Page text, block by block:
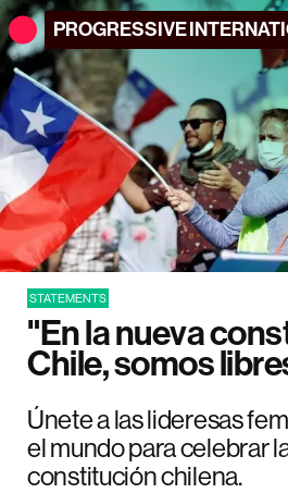
PROGRESSIVE
STATEMENTS
"En la nueva
Chile, somos
Únete a las lideresas
el mundo para celebrar
constitución chilena.